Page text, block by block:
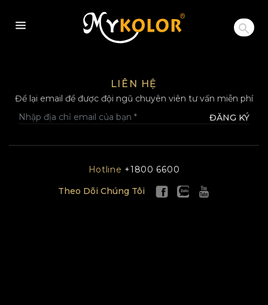
MYKOLOR
LIÊN HỆ
Để lại email để được đội ngũ chuyên viên tư vấn miễn phí
ĐĂNG KÝ
Hotline +1800 6600
Theo Dõi Chúng Tôi